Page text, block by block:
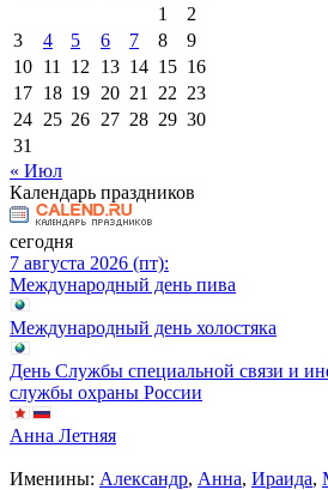
1
2
3
4 5 6 7 8
9
10 11 12 13 14 15 16
17 18 19 20 21 22 23
24 25 26 27 28 29 30
31
« Июл
Календарь праздников
сегодня
7 августа 2026 (пт):
Международный день пива
Международный день холостяка
День Службы специальной связи и
службы охраны России
Анна Летняя
Именины: Александр, Анна, Ираида,